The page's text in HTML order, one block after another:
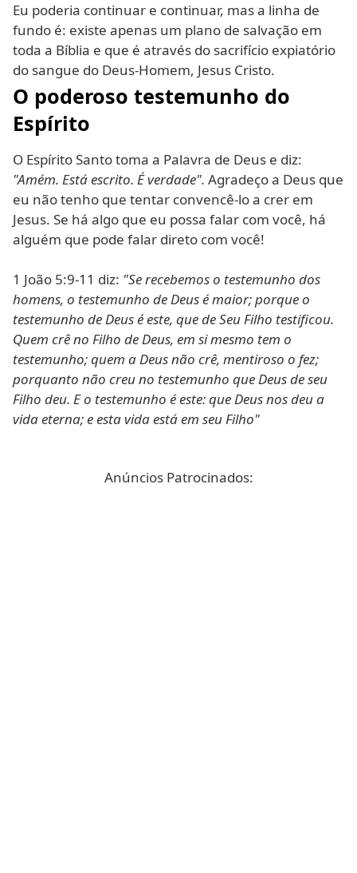
Eu poderia continuar e continuar, mas a linha de
fundo é: existe apenas um plano de salvação em
toda a Bíblia e que é através do sacrifício expiatório
do sangue do Deus-Homem, Jesus Cristo.
O poderoso testemunho do
Espírito
O Espírito Santo toma a Palavra de Deus e diz:
"Amém. Está escrito. É verdade". Agradeço a Deus que
eu não tenho que tentar convencê-lo a crer em
Jesus. Se há algo que eu possa falar com você, há
alguém que pode falar direto com você!
1 João 5:9-11 diz: "Se recebemos o testemunho dos
homens, o testemunho de Deus é maior; porque o
testemunho de Deus é este, que de Seu Filho testificou.
Quem crê no Filho de Deus, em si mesmo tem o
testemunho; quem a Deus não crê, mentiroso o fez;
porquanto não creu no testemunho que Deus de seu
Filho deu. E o testemunho é este: que Deus nos deu a
vida eterna; e esta vida está em seu Filho"
Anúncios Patrocinados: